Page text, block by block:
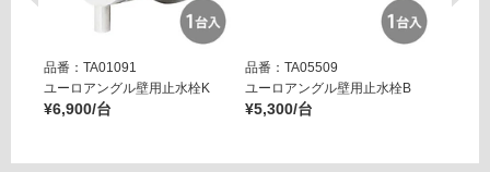
品番：TA01091
ユーロアングル壁用止水栓K
¥6,900/台
品番：TA05509
ユーロアングル壁用止水栓B
¥5,300/台